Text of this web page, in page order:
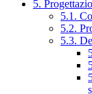
5.
5.1.
5.2.
5.3.